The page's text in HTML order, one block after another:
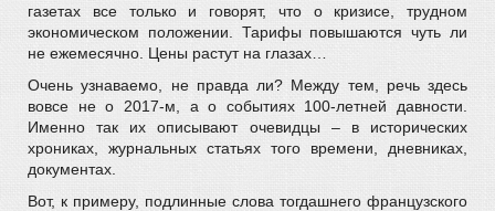
газетах все только и говорят, что о кризисе, трудном
экономическом положении. Тарифы повышаются чуть ли
не ежемесячно. Цены растут на глазах…
Очень узнаваемо, не правда ли? Между тем, речь здесь
вовсе не о 2017-м, а о событиях 100-летней давности.
Именно так их описывают очевидцы – в исторических
хрониках, журнальных статьях того времени, дневниках,
документах.
Вот, к примеру, подлинные слова тогдашнего французского